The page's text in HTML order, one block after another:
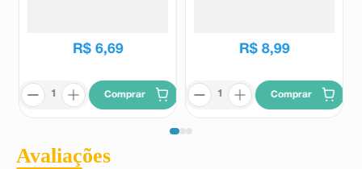
R$ 6,69
Comprar
R$ 8,99
Comprar
Avaliações